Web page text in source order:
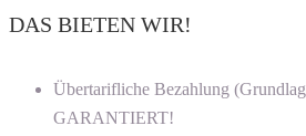
DAS BIETEN WIR!
Übertarifliche Bezahlung
GARANTIERT!